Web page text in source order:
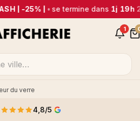
| -25% | •se termine dans1j 19h
1
du verre
4,8/5